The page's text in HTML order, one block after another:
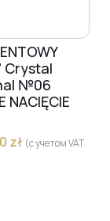
Crystal
№06
NACIĘCIE
zł (с учетом VAT